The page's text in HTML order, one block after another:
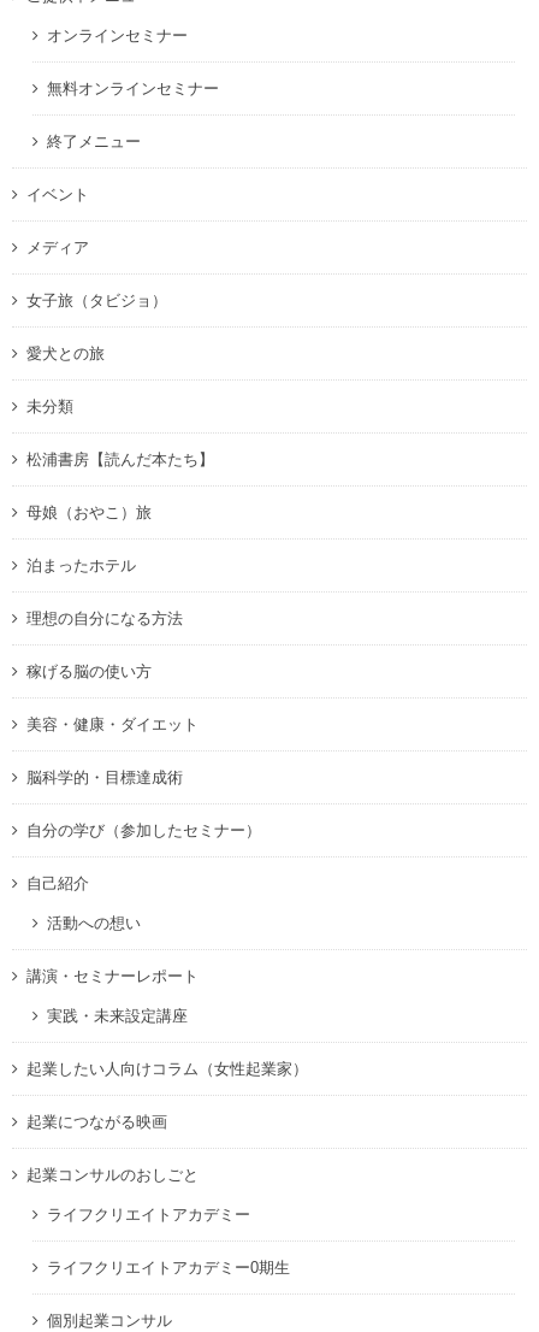
オンラインセミナー
無料オンラインセミナー
終了メニュー
イベント
メディア
女子旅（タビジョ）
愛犬との旅
未分類
松浦書房【読んだ本たち】
母娘（おやこ）旅
泊まったホテル
理想の自分になる方法
稼げる脳の使い方
美容・健康・ダイエット
脳科学的・目標達成術
自分の学び（参加したセミナー）
自己紹介
活動への想い
講演・セミナーレポート
実践・未来設定講座
起業したい人向けコラム（女性起業家）
起業につながる映画
起業コンサルのおしごと
ライフクリエイトアカデミー
ライフクリエイトアカデミー0期生
個別起業コンサル